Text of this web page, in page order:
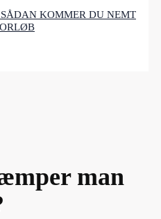
KOMMER DU NEMT
man